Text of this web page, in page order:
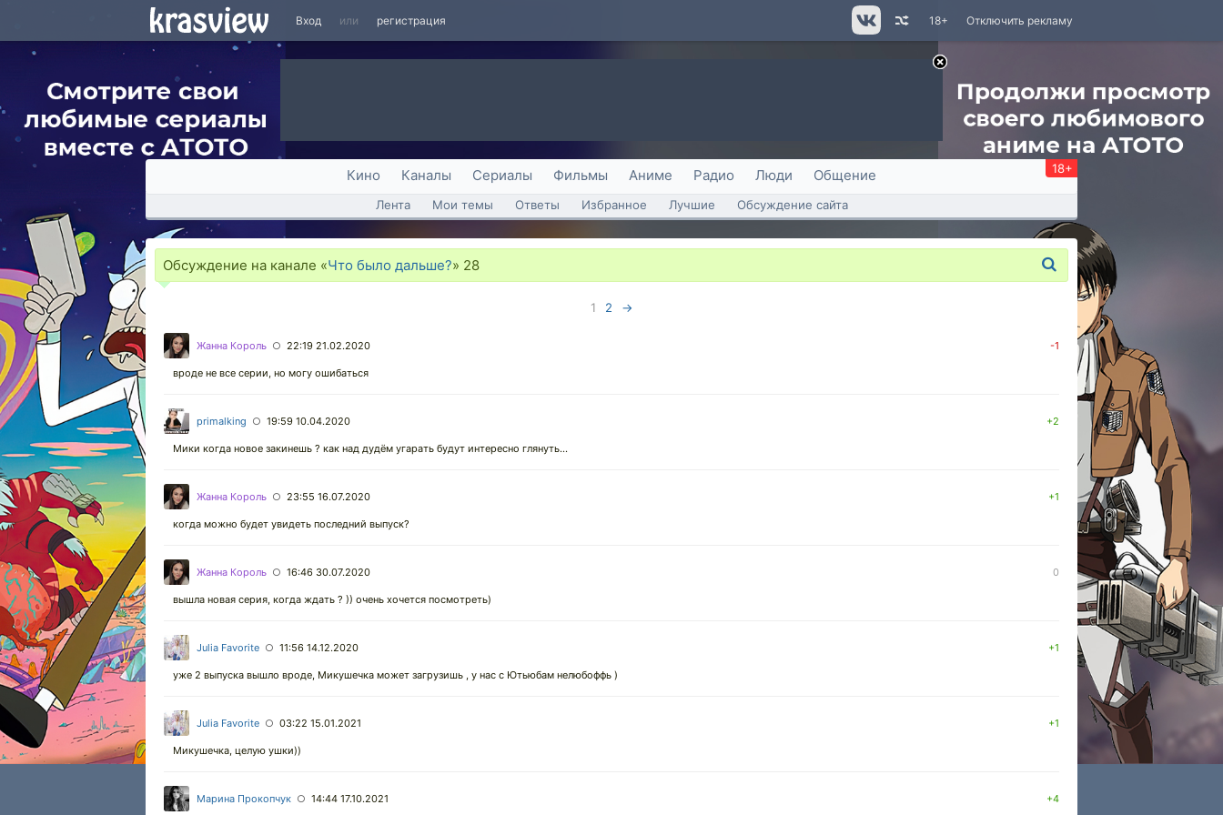
Вход или регистрация Отключить рекламу
18+
Кино Каналы Сериалы Фильмы Аниме Радио Люди Общение 18+
Лента Мои темы Ответы Избранное Лучшие Обсуждение сайта
Обсуждение на канале «Что было дальше?» 28
1 2 →
Жанна Король ○ 22:19 21.02.2020 -1
вроде не все серии, но могу ошибаться
primalking ○ 19:59 10.04.2020 +2
Мики когда новое закинешь ? как над дудём угарать будут интересно глянуть...
Жанна Король ○ 23:55 16.07.2020 +1
когда можно будет увидеть последний выпуск?
Жанна Король ○ 16:46 30.07.2020 0
вышла новая серия, когда ждать ? )) очень хочется посмотреть)
Julia Favorite ○ 11:56 14.12.2020 +1
уже 2 выпуска вышло вроде, Микушечка может загрузишь , у нас с Ютьюбам нелюбоффь )
Julia Favorite ○ 03:22 15.01.2021 +1
Микушечка, целую ушки))
Марина Прокопчук ○ 14:44 17.10.2021 +4